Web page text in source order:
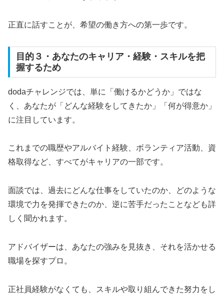
正直に話すことが、希望の働き方への第一歩です。
目的３・あなたのキャリア・経験・スキルを把
握するため
dodaチャレンジでは、単に「働けるかどうか」ではな
く、あなたが「どんな経験をしてきたか」「何が得意か」
に注目しています。
これまでの職歴やアルバイト経験、ボランティア活動、資
格取得など、すべてがキャリアの一部です。
面談では、過去にどんな仕事をしていたのか、どのような
環境で力を発揮できたのか、逆に苦手だったことなども詳
しく聞かれます。
アドバイザーは、あなたの強みを見抜き、それを活かせる
職場を探すプロ。
正社員経験がなくても、スキルや取り組んできた努力をし